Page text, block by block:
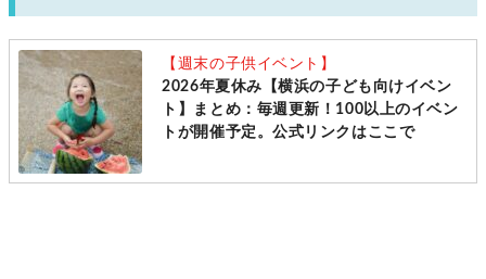
【週末の子供イベント】
2026年夏休み【横浜の子ども向けイベン
ト】まとめ：毎週更新！100以上のイベン
トが開催予定。公式リンクはここで